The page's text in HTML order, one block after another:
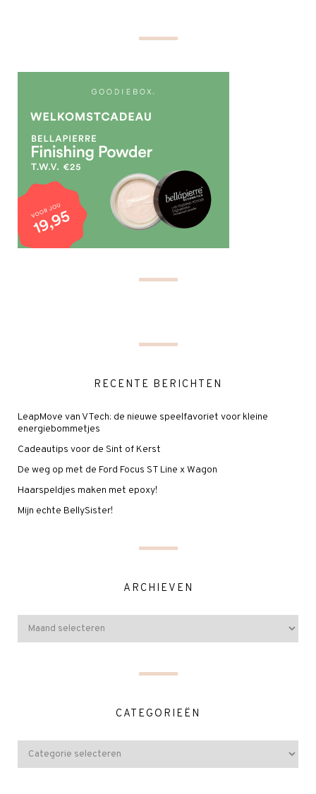
RECENTE BERICHTEN
LeapMove van VTech: de nieuwe speelfavoriet voor kleine
energiebommetjes
Cadeautips voor de Sint of Kerst
De weg op met de Ford Focus ST Line x Wagon
Haarspeldjes maken met epoxy!
Mijn echte BellySister!
ARCHIEVEN
CATEGORIEËN